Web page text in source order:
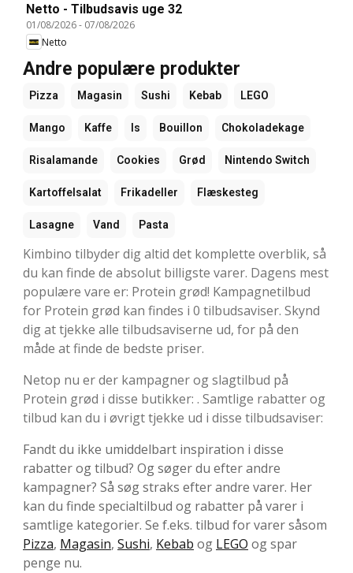
Netto - Tilbudsavis uge 32
01/08/2026- 07/08/2026
Netto
Andre populære produkter
Pizza Magasin Sushi Kebab LEGO
Mango Kaffe Is Bouillon Chokoladekage
Risalamande Cookies Grød Nintendo Switch
Kartoffelsalat Frikadeller Flæskesteg
Lasagne Vand Pasta
Kimbino tilbyder dig altid det komplette overblik, så
du kan finde de absolut billigste varer. Dagens mest
populære vare er: Protein grød! Kampagnetilbud
for Protein grød kan findes i 0 tilbudsaviser. Skynd
dig at tjekke alle tilbudsaviserne ud, for på den
måde at finde de bedste priser.
Netop nu er der kampagner og slagtilbud på
Protein grød i disse butikker: . Samtlige rabatter og
tilbud kan du i øvrigt tjekke ud i disse tilbudsaviser:
Fandt du ikke umiddelbart inspiration i disse
rabatter og tilbud? Og søger du efter andre
kampagner? Så søg straks efter andre varer. Her
kan du finde specialtilbud og rabatter på varer i
samtlige kategorier. Se f.eks. tilbud for varer såsom
Pizza, Magasin, Sushi, Kebab og LEGO og spar
penge nu.